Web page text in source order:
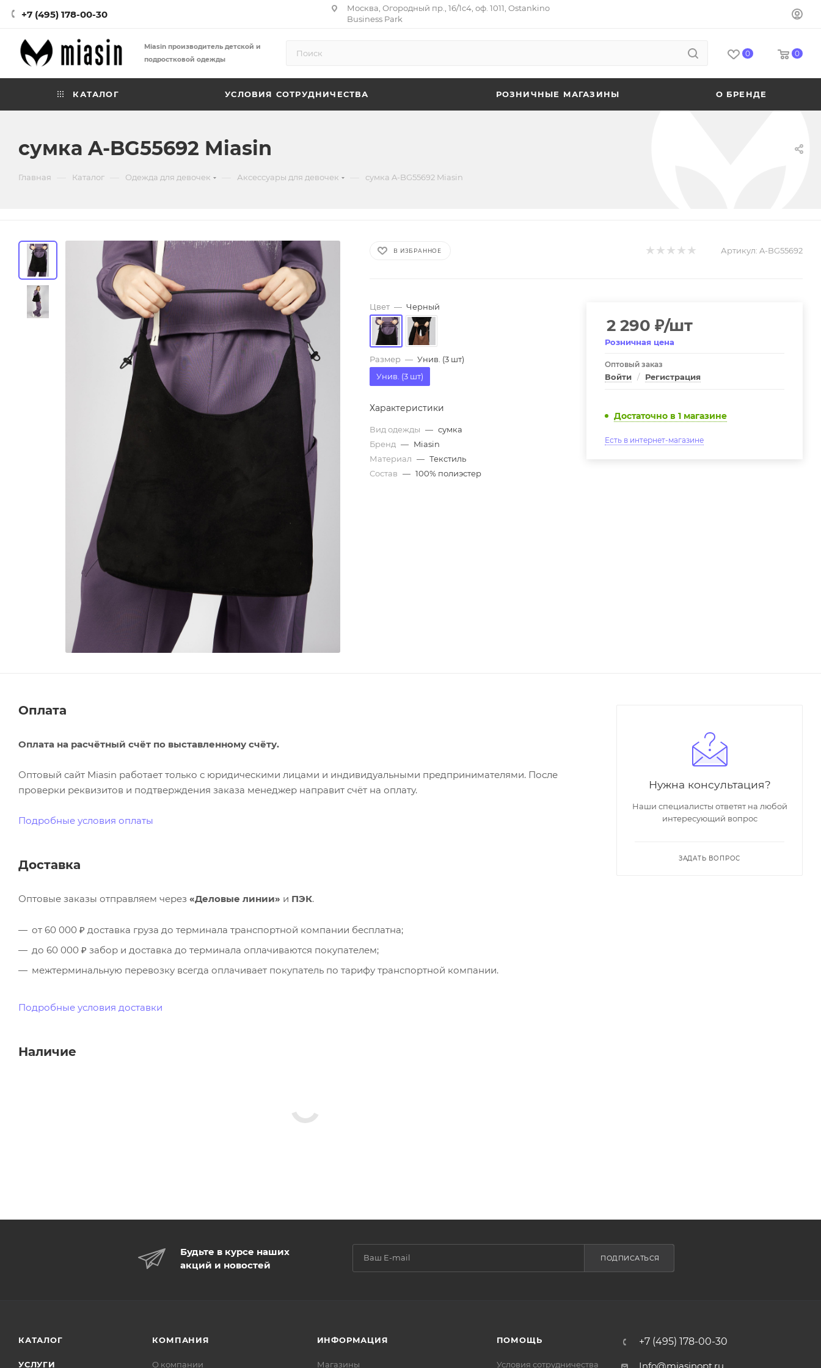
+7 (495) 178-00-30
Москва, Огородный пр., 16/1с4, оф. 1011, Ostankino
Business Park
Miasin производитель детской и
подростковой одежды
0 0
КАТАЛОГ УСЛОВИЯ СОТРУДНИЧЕСТВА РОЗНИЧНЫЕ МАГАЗИНЫ О БРЕНДЕ
сумка A-BG55692 Miasin
Главная Каталог Одежда для девочек Аксессуары для девочек сумка A-BG55692 Miasin
В ИЗБРАННОЕ Артикул: A-BG55692
Цвет — Черный
Размер — Унив. (3 шт)
Унив. (3 шт)
Характеристики
Вид одежды — сумка
Бренд — Miasin
Материал — Текстиль
Состав — 100% полиэстер
2 290 ₽/шт
Розничная цена
Оптовый заказ
Войти / Регистрация
Достаточно в 1 магазине
Есть в интернет-магазине
Оплата
Оплата на расчётный счёт по выставленному счёту.
Оптовый сайт Miasin работает только с юридическими лицами и индивидуальными предпринимателями. После
проверки реквизитов и подтверждения заказа менеджер направит счёт на оплату.
Подробные условия оплаты
Доставка
Оптовые заказы отправляем через «Деловые линии» и ПЭК.
от 60 000 ₽ доставка груза до терминала транспортной компании бесплатна;
до 60 000 ₽ забор и доставка до терминала оплачиваются покупателем;
межтерминальную перевозку всегда оплачивает покупатель по тарифу транспортной компании.
Подробные условия доставки
Наличие
Нужна консультация?
Наши специалисты ответят на любой
интересующий вопрос
ЗАДАТЬ ВОПРОС
Будьте в курсе наших
акций и новостей
ПОДПИСАТЬСЯ
КАТАЛОГ
УСЛУГИ
КОМПАНИЯ
О компании
ИНФОРМАЦИЯ
Магазины
ПОМОЩЬ
Условия сотрудничества
+7 (495) 178-00-30